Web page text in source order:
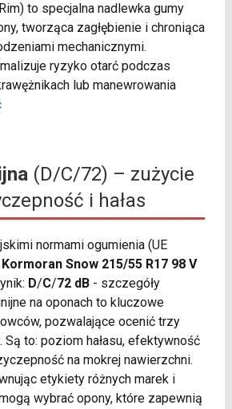
to specjalna nadlewka gumy
tworząca zagłębienie i chroniąca
mechanicznymi.
ryzyko otarć podczas
lub manewrowania
(D/C/72) – zużycie
i hałas
normami ogumienia (UE
Kormoran Snow 215/55 R17 98 V
D/C/72 dB- szczegóły
na oponach to kluczowe
pozwalające ocenić trzy
Są to: poziom hałasu, efektywność
na mokrej nawierzchni.
etykiety różnych marek i
wybrać opony, które zapewnią